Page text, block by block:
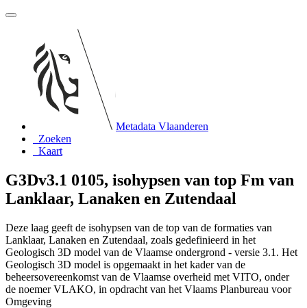
Metadata Vlaanderen
Zoeken
Kaart
G3Dv3.1 0105, isohypsen van top Fm van
Lanklaar, Lanaken en Zutendaal
Deze laag geeft de isohypsen van de top van de formaties van
Lanklaar, Lanaken en Zutendaal, zoals gedefinieerd in het
Geologisch 3D model van de Vlaamse ondergrond - versie 3.1. Het
Geologisch 3D model is opgemaakt in het kader van de
beheersovereenkomst van de Vlaamse overheid met VITO, onder
de noemer VLAKO, in opdracht van het Vlaams Planbureau voor
Omgeving